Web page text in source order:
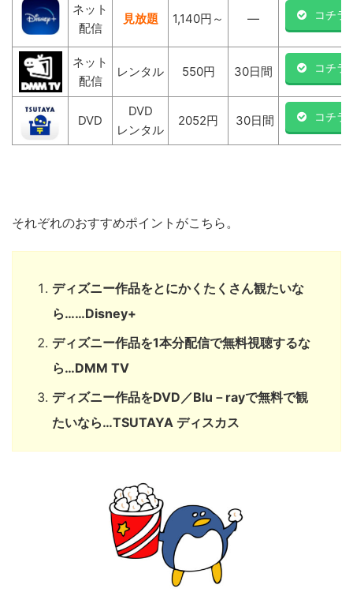
ネット
配信
見放題 1,140円～ ― コチラ
ネット
配信
レンタル 550円 30日間 コチラ
DVD
DVD
レンタル
2052円 30日間 コチラ
それぞれのおすすめポイントがこちら。
ディズニー作品をとにかくたくさん観たいな
ら……Disney+
ディズニー作品を1本分配信で無料視聴するな
ら…DMM TV
ディズニー作品をDVD／Blu－rayで無料で観
たいなら…TSUTAYA ディスカス